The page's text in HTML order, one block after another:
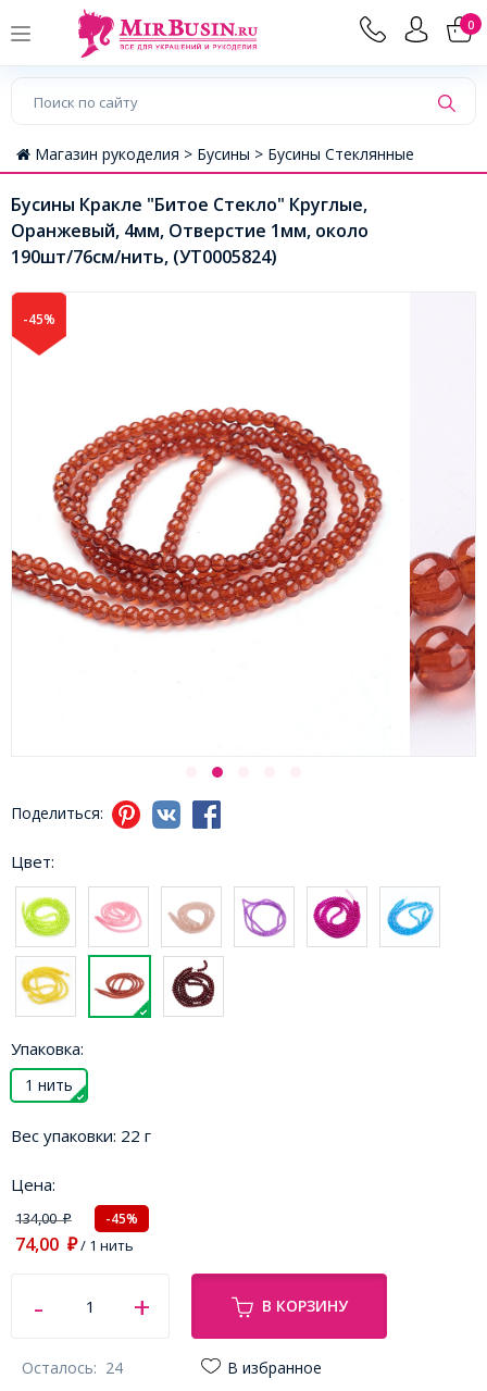
0
Магазин рукоделия > Бусины > Бусины Стеклянные
Бусины Кракле "Битое Стекло" Круглые,
Оранжевый, 4мм, Отверстие 1мм, около
190шт/76см/нить, (УТ0005824)
-45%
Поделиться:
Цвет:
Упаковка:
1 нить
Вес упаковки: 22 г
Цена:
134,00₽ -45%
74,00 ₽/ 1 нить
В КОРЗИНУ
Осталось: 24 В избранное